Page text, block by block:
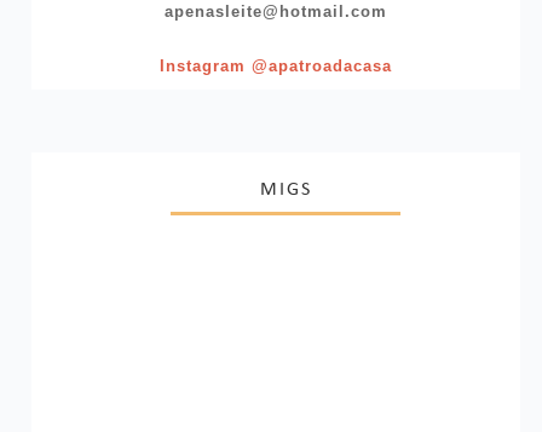
apenasleite@hotmail.com
Instagram @apatroadacasa
MIGS